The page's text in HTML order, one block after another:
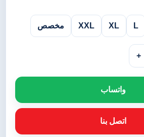
L
XL
XXL مخصص
+
واتساب
اتصل بنا